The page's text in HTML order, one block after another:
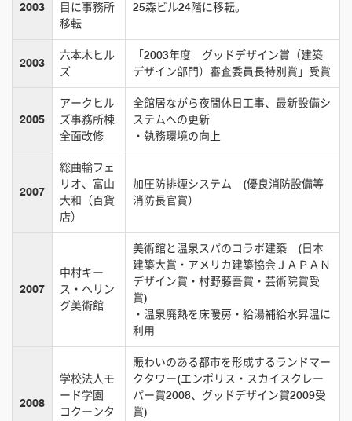
2003
目に事務所
移転
25森ビル24階に移転。
2003
六本木ヒル
ズ
「2003年度 グッドデザイン賞（建築
デザイン部門）審査委員長特別賞」受賞
2005
アークヒル
ズ事務所棟
全面改修
全館居ながら夜間休日工事、最新設備シ
ステムへの更新
・執務環境の向上
2007
総曲輪フェ
リオ、富山
大和（百貨
店）
加圧防排煙システム (優良消防設備等
消防長官賞）
2007
中村キー
ス・ヘリン
グ美術館
美術館と温泉スパのコラボ建築 (日本
建築大賞・アメリカ建築協会ＪＡＰＡＮ
デザイン賞・村野藤吾賞・芸術院賞受
賞)
・温泉廃熱を床暖房・給湯補給水昇温に
利用
2008
学校法人モ
ード学園
コクーンタ
賑わいのある都市を形成するランドマー
クタワー(エンポリス・スカイスクレー
パー賞2008、グッドデザイン賞2009受
賞)